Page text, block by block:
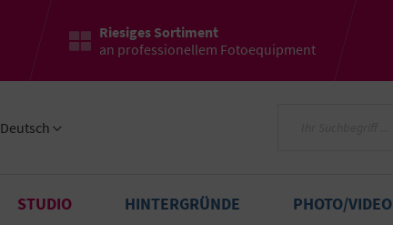
Riesiges Sortiment
an professionellem Fotoequipment
Deutsch
STUDIO HINTERGRÜNDE PHOTO/VIDEO